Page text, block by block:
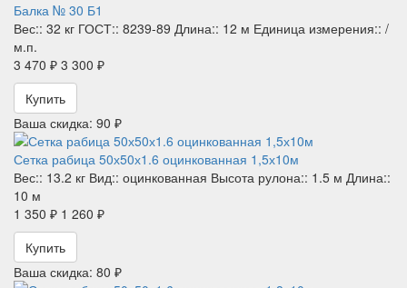
Балка № 30 Б1
Вес:: 32 кг ГОСТ:: 8239-89 Длина:: 12 м Единица измерения:: /
м.п.
3 470 ₽ 3 300 ₽
Купить
Ваша скидка: 90 ₽
Сетка рабица 50х50х1.6 оцинкованная 1,5х10м
Вес:: 13.2 кг Вид:: оцинкованная Высота рулона:: 1.5 м Длина::
10 м
1 350 ₽ 1 260 ₽
Купить
Ваша скидка: 80 ₽